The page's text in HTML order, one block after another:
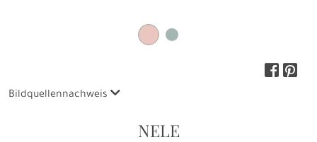
NELE
Bildquellennachweis